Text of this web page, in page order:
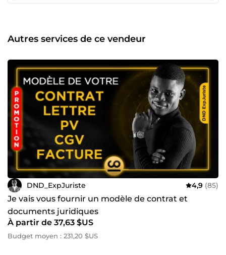
d’expérience en cabinets juridiques et marketing digital,
Accompagnement en Marchés Publics ✔️ Rédaction SEO et
création de contenu optimisé ✔️ Rédaction de contrats
juridiques ✔️ Conseils en Business et Stratégies Digitales
💥 Pourquoi me choisir ? ✅ Expertise juridique et digitale
combinée ✅ Service rapide, efficace et personnalisé ✅
Disponible pour répondre à toutes vos questions 👉
Contactez-moi dès maintenant et boostons ensemble
votre activité !
Autres services de ce vendeur
DND_ExpJuriste 4,9 (85)
Je vais vous fournir un modèle de contrat et
documents juridiques
À partir de 37,63 $US
Budget moyen : 231,20 $US